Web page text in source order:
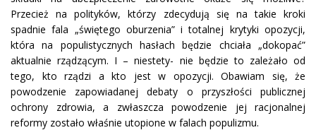
Przecież na polityków, którzy zdecydują się na takie kroki
spadnie fala „świętego oburzenia” i totalnej krytyki opozycji,
która na populistycznych hasłach będzie chciała „dokopać”
aktualnie rządzącym. I – niestety- nie będzie to zależało od
tego, kto rządzi a kto jest w opozycji. Obawiam się, że
powodzenie zapowiadanej debaty o przyszłości publicznej
ochrony zdrowia, a zwłaszcza powodzenie jej racjonalnej
reformy zostało właśnie utopione w falach populizmu.